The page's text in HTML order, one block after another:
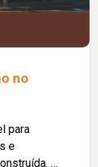
no
para
e
O